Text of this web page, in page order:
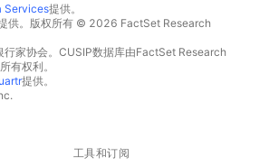
技术分析的个人思考，仅供参考。 股
慎。文中提及的目标价位、支撑位及
判，实际走势可能受市场情绪、政策
盘波动等多种因素影响而存在较大不
判断，并自行承担交易风险。
Services提供。
供。版权所有 © 2026 FactSet Research
家协会。CUSIP数据库由FactSet Research
有权利。
提供。
工具和订阅